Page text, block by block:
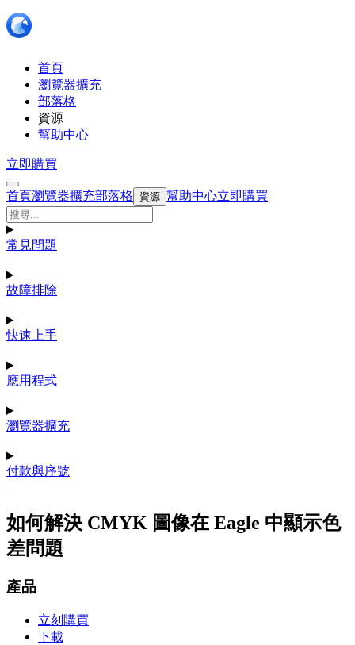
首頁
瀏覽器擴充
部落格
資源
幫助中心
立即購買
首頁瀏覽器擴充部落格 資源 幫助中心立即購買
常見問題
故障排除
快速上手
應用程式
瀏覽器擴充
付款與序號
如何解決 CMYK 圖像在 Eagle 中顯示色
差問題
產品
立刻購買
下載